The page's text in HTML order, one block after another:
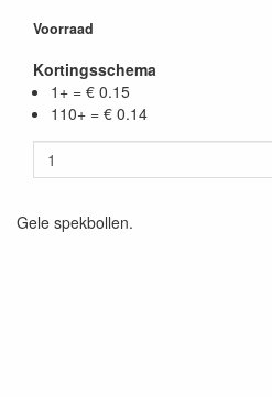
Voorraad
Kortingsschema
1+ = € 0.15
110+ = € 0.14
Gele spekbollen.